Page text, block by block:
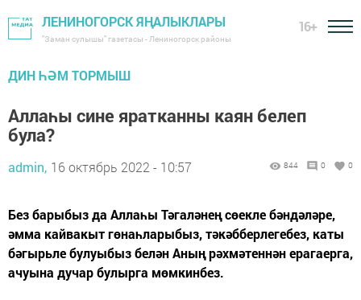
ЛЕНИНОГОРСК ЯҢАЛЫКЛАРЫ
"Заман сулышы" газетасы - Лениногорск районы
16+
ДИН ҺӘМ ТОРМЫШ
Аллаһы сине яратканны каян белеп
була?
admin, 16 октябрь 2022 - 10:57 844 0 0
Без барыбыз да Аллаһы Тәгаләнең сөекле бәндәләре,
әмма кайвакыт гөнаһларыбыз, тәкәбберлегебез, каты
бәгырьле булуыбыз белән Аның рәхмәтеннән ерагаерга,
ачуына дучар булырга мөмкинбез.